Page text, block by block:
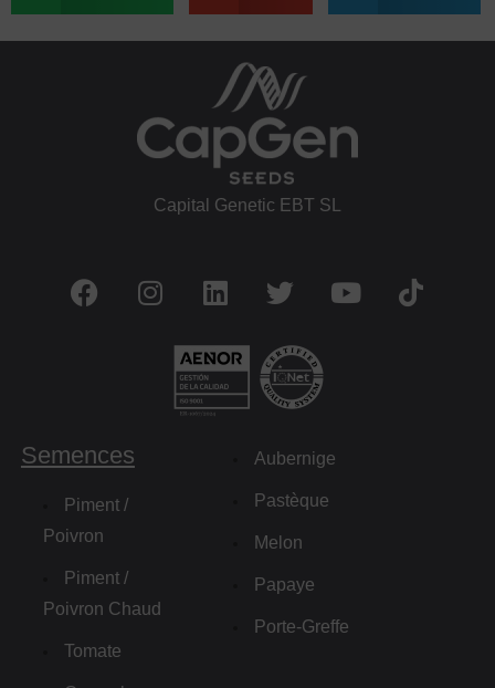
Capital Genetic EBT SL
Semences
Piment /
Poivron
Piment /
Poivron Chaud
Tomate
Aubernige
Pastèque
Melon
Papaye
Porte-Greffe